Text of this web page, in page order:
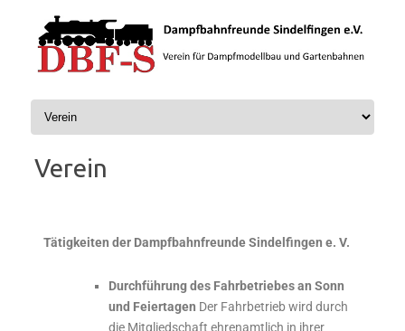
Zum Inhalt springen
Verein
Tätigkeiten der Dampfbahnfreunde Sindelfingen e. V.
Durchführung des Fahrbetriebes an Sonn
und Feiertagen Der Fahrbetrieb wird durch
die Mitgliedschaft ehrenamtlich in ihrer